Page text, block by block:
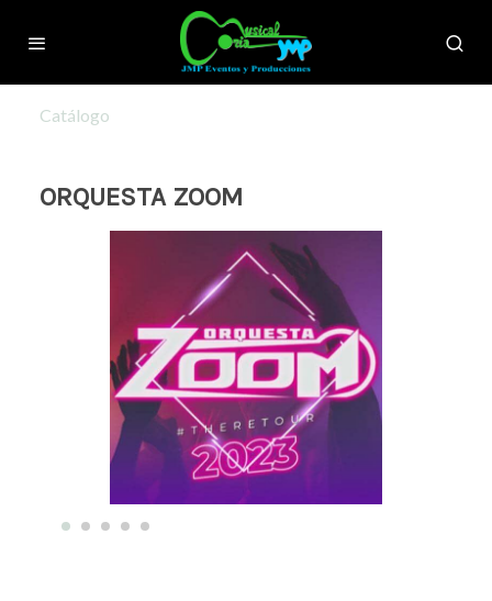
Catálogo
ORQUESTA ZOOM